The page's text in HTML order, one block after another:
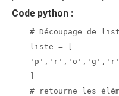
Code python :
# Découpage de
liste = [
# retourne les